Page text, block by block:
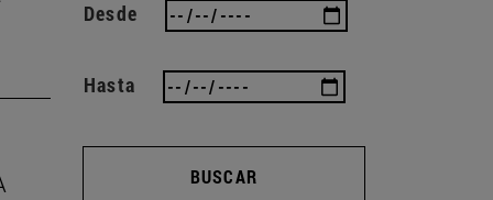
Desde
Hasta
BUSCAR